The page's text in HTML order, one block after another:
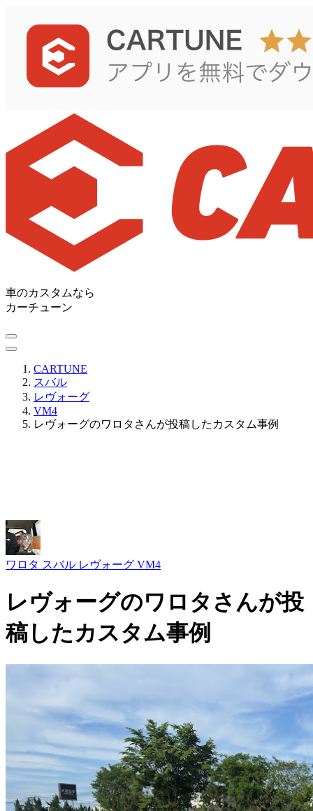
車のカスタムなら
カーチューン
CARTUNE
スバル
レヴォーグ
VM4
レヴォーグのワロタさんが投稿したカスタム事例
ワロタ スバル レヴォーグ VM4
レヴォーグのワロタさんが投
稿したカスタム事例